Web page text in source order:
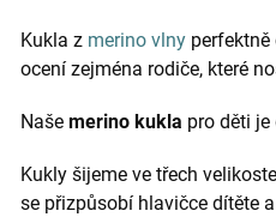
Kukla z merino vlny
ocení zejména rodiče, které
Naše merino kukla pro děti
Kukly šijeme ve třech
se přizpůsobí hlavičce dítěte